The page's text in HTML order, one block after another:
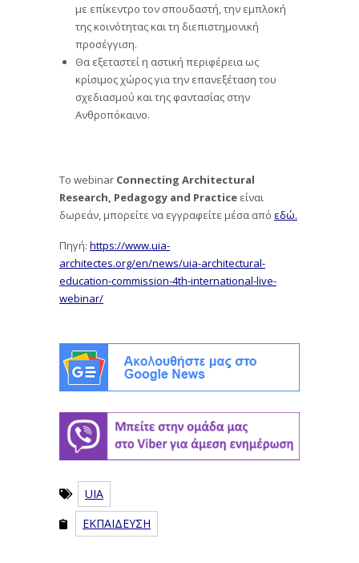
με επίκεντρο τον σπουδαστή, την εμπλοκή
της κοινότητας και τη διεπιστημονική
προσέγγιση.
Θα εξεταστεί η αστική περιφέρεια ως
κρίσιμος χώρος για την επανεξέταση του
σχεδιασμού και της φαντασίας στην
Ανθροπόκαινο.
Το webinar Connecting Architectural
Research, Pedagogy and Practice είναι
δωρεάν, μπορείτε να εγγραφείτε μέσα από εδώ.
Πηγή: https://www.uia-
architectes.org/en/news/uia-architectural-
education-commission-4th-international-live-
webinar/
UIA
ΕΚΠΑΙΔΕΥΣΗ